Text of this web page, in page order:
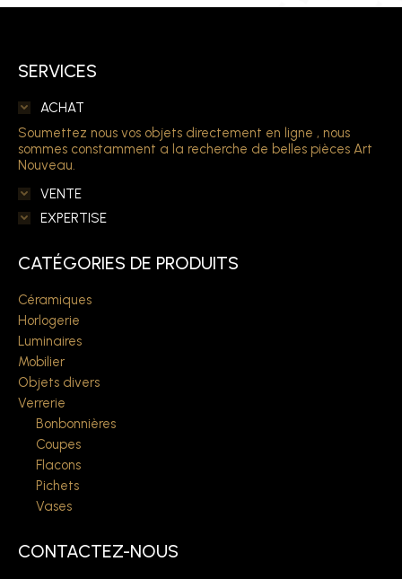
SERVICES
ACHAT
Soumettez nous vos objets directement en ligne , nous
sommes constamment a la recherche de belles pièces Art
Nouveau.
VENTE
EXPERTISE
CATÉGORIES DE PRODUITS
Céramiques
Horlogerie
Luminaires
Mobilier
Objets divers
Verrerie
Bonbonnières
Coupes
Flacons
Pichets
Vases
CONTACTEZ-NOUS